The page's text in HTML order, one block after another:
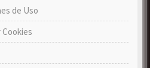
de Uso